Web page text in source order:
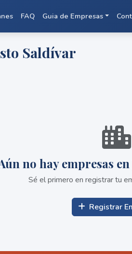
FAQ Guia de Empresas
Saldívar
no hay empresas
Sé el primero en registrar tu
Registrar